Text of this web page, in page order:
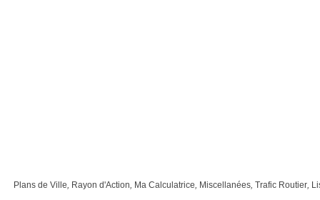
Plans de Ville, Rayon d'Action, Ma Calculatrice, Miscellanées, Trafic Routier,